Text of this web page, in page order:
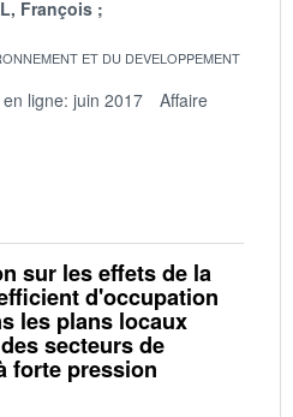
François
ET DU DEVELOPPEMENT
en ligne: juin 2017
Affaire
sur les effets de la
d'occupation
les plans locaux
secteurs de
forte pression